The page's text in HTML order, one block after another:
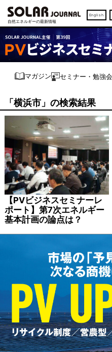
English
マガジン セミナー・勉強会
「横浜市」の検索結果
【PVビジネスセミナーレ
ポート】第7次エネルギー
基本計画の論点は？